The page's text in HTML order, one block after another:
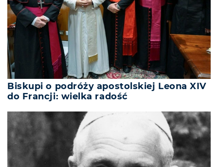
Biskupi o podróży apostolskiej Leona XIV
do Francji: wielka radość